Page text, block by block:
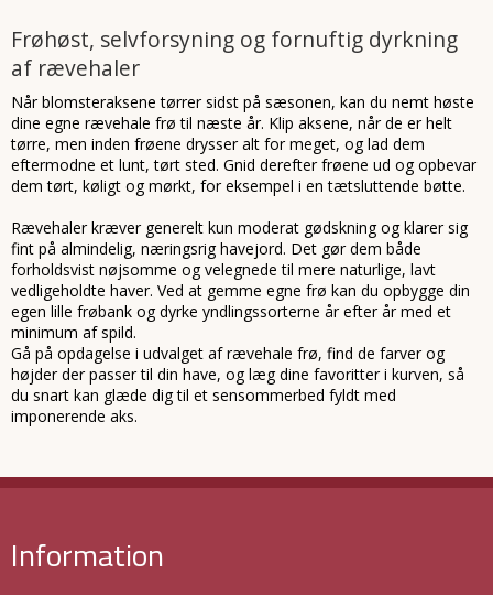
Frøhøst, selvforsyning og fornuftig dyrkning
af rævehaler
Når blomsteraksene tørrer sidst på sæsonen, kan du nemt høste
dine egne rævehale frø til næste år. Klip aksene, når de er helt
tørre, men inden frøene drysser alt for meget, og lad dem
eftermodne et lunt, tørt sted. Gnid derefter frøene ud og opbevar
dem tørt, køligt og mørkt, for eksempel i en tætsluttende bøtte.
Rævehaler kræver generelt kun moderat gødskning og klarer sig
fint på almindelig, næringsrig havejord. Det gør dem både
forholdsvist nøjsomme og velegnede til mere naturlige, lavt
vedligeholdte haver. Ved at gemme egne frø kan du opbygge din
egen lille frøbank og dyrke yndlingssorterne år efter år med et
minimum af spild.
Gå på opdagelse i udvalget af rævehale frø, find de farver og
højder der passer til din have, og læg dine favoritter i kurven, så
du snart kan glæde dig til et sensommerbed fyldt med
imponerende aks.
Information